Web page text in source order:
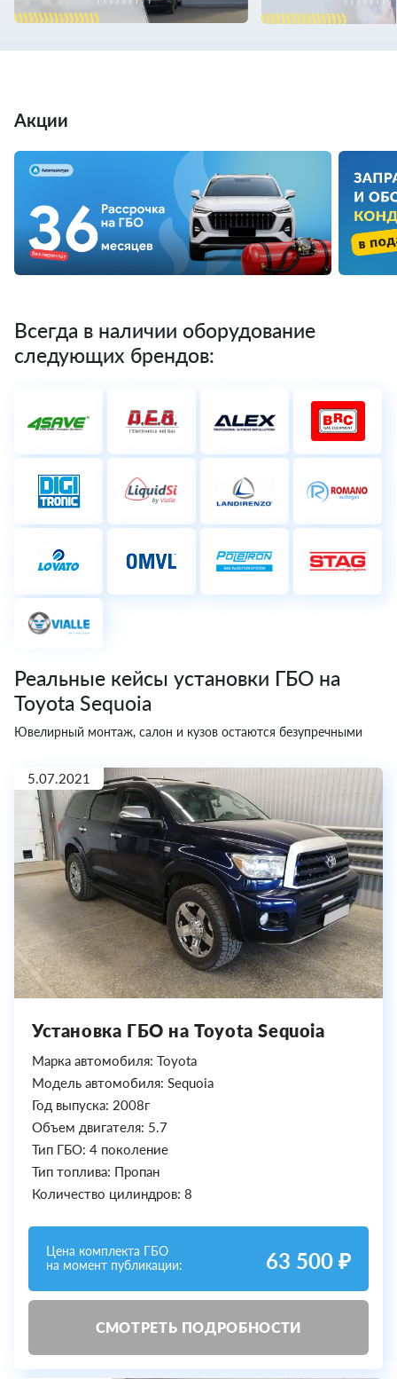
Акции
Всегда в наличии оборудование
следующих брендов:
Реальные кейсы установки ГБО на
Toyota Sequoia
Ювелирный монтаж, салон и кузов остаются безупречными
5.07.2021
Установка ГБО на Toyota Sequoia
Марка автомобиля: Toyota
Модель автомобиля: Sequoia
Год выпуска: 2008г
Объем двигателя: 5.7
Тип ГБО: 4 поколение
Тип топлива: Пропан
Количество цилиндров: 8
Цена комплекта ГБО
на момент публикации:
63 500 ₽
СМОТРЕТЬ ПОДРОБНОСТИ